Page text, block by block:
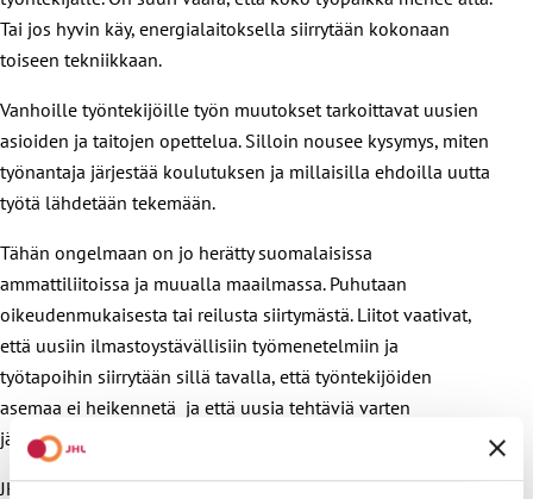
Tai jos hyvin käy, energialaitoksella siirrytään kokonaan
toiseen tekniikkaan.
Vanhoille työntekijöille työn muutokset tarkoittavat uusien
asioiden ja taitojen opettelua. Silloin nousee kysymys, miten
työnantaja järjestää koulutuksen ja millaisilla ehdoilla uutta
työtä lähdetään tekemään.
Tähän ongelmaan on jo herätty suomalaisissa
ammattiliitoissa ja muualla maailmassa. Puhutaan
oikeudenmukaisesta tai reilusta siirtymästä. Liitot vaativat,
että uusiin ilmastoystävällisiin työmenetelmiin ja
työtapoihin siirrytään sillä tavalla, että työntekijöiden
asemaa ei heikennetä ja että uusia tehtäviä varten
järjestetään kunnollinen koulutus.
JHL kyseli syksyllä jäsentensä tunnelmia tulevan talven